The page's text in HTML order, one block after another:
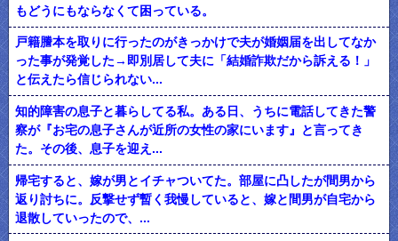
もどうにもならなくて困っている。
戸籍謄本を取りに行ったのがきっかけで夫が婚姻届を出してなか
った事が発覚した→即別居して夫に「結婚詐欺だから訴える！」
と伝えたら信じられない...
知的障害の息子と暮らしてる私。ある日、うちに電話してきた警
察が『お宅の息子さんが近所の女性の家にいます』と言ってき
た。その後、息子を迎え...
帰宅すると、嫁が男とイチャついてた。部屋に凸したが間男から
返り討ちに。反撃せず暫く我慢していると、嫁と間男が自宅から
退散していったので、...